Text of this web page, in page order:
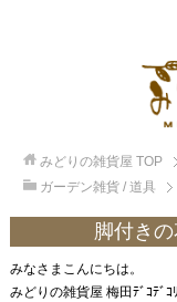
みどりの雑貨屋 TOP
ガーデン雑貨 / 道具
脚付きの
みなさまこんにちは。
みどりの雑貨屋 梅田ﾃﾞｺﾃﾞｺ